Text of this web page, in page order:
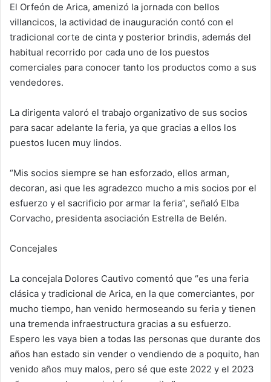
El Orfeón de Arica, amenizó la jornada con bellos
villancicos, la actividad de inauguración contó con el
tradicional corte de cinta y posterior brindis, además del
habitual recorrido por cada uno de los puestos
comerciales para conocer tanto los productos como a sus
vendedores.
La dirigenta valoró el trabajo organizativo de sus socios
para sacar adelante la feria, ya que gracias a ellos los
puestos lucen muy lindos.
“Mis socios siempre se han esforzado, ellos arman,
decoran, asi que les agradezco mucho a mis socios por el
esfuerzo y el sacrificio por armar la feria”, señaló Elba
Corvacho, presidenta asociación Estrella de Belén.
Concejales
La concejala Dolores Cautivo comentó que “es una feria
clásica y tradicional de Arica, en la que comerciantes, por
mucho tiempo, han venido hermoseando su feria y tienen
una tremenda infraestructura gracias a su esfuerzo.
Espero les vaya bien a todas las personas que durante dos
años han estado sin vender o vendiendo de a poquito, han
venido años muy malos, pero sé que este 2022 y el 2023